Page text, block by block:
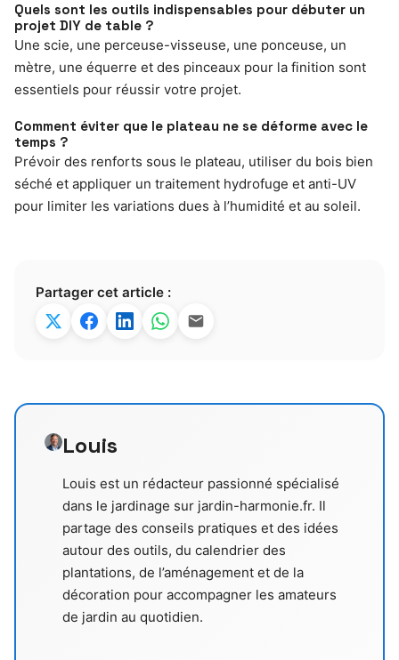
Quels sont les outils indispensables pour débuter un
projet DIY de table ?
Une scie, une perceuse-visseuse, une ponceuse, un
mètre, une équerre et des pinceaux pour la finition sont
essentiels pour réussir votre projet.
Comment éviter que le plateau ne se déforme avec le
temps ?
Prévoir des renforts sous le plateau, utiliser du bois bien
séché et appliquer un traitement hydrofuge et anti-UV
pour limiter les variations dues à l’humidité et au soleil.
Partager cet article :
Louis
Louis est un rédacteur passionné spécialisé
dans le jardinage sur jardin-harmonie.fr. Il
partage des conseils pratiques et des idées
autour des outils, du calendrier des
plantations, de l’aménagement et de la
décoration pour accompagner les amateurs
de jardin au quotidien.